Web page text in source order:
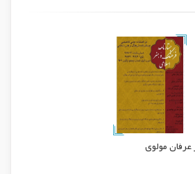
عرفان مولوی